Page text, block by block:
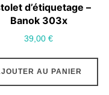
d’étiquetage –
Banok 303x
39,00€
AU PANIER